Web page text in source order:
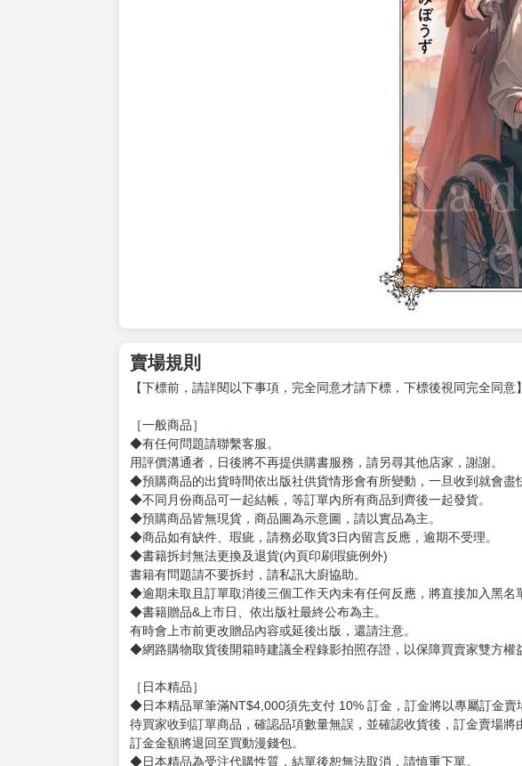
賣場規則
【下標前，請詳閱以下事項，完全同意才請下標，下標後視同完全同意】
［一般商品］
◆有任何問題請聯繫客服。
用評價溝通者，日後將不再提供購書服務，請另尋其他店家，謝謝。
◆不同月份商品可一起結帳，等訂單內所有商品到齊後一起發貨。
◆預購商品皆無現貨，商品圖為示意圖，請以實品為主。
◆商品如有缺件、瑕疵，請務必取貨3日內留言反應，逾期不受理。
◆書籍拆封無法更換及退貨(內頁印刷瑕疵例外)
書籍有問題請不要拆封，請私訊大廚協助。